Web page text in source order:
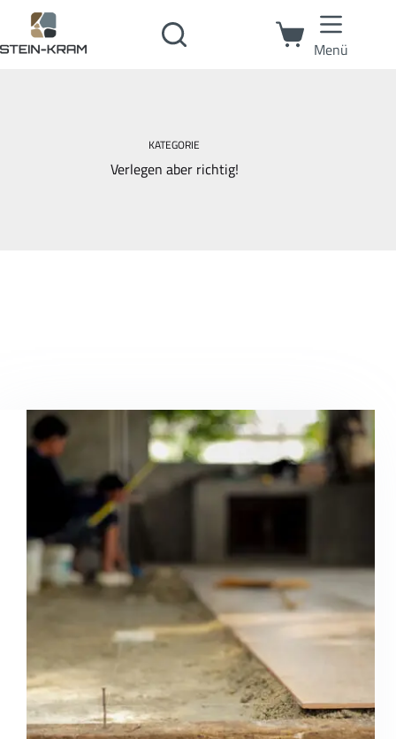
Menü
KATEGORIE
Verlegen aber richtig!